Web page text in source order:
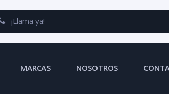
¡Llama ya!
MARCAS NOSOTROS